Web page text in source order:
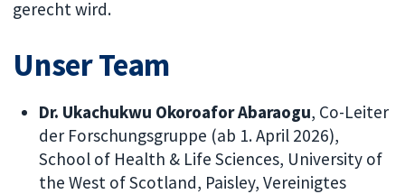
gerecht wird.
Unser Team
Dr. Ukachukwu Okoroafor Abaraogu, Co-Leiter
der Forschungsgruppe (ab 1. April 2026),
School of Health & Life Sciences, University of
the West of Scotland, Paisley, Vereinigtes